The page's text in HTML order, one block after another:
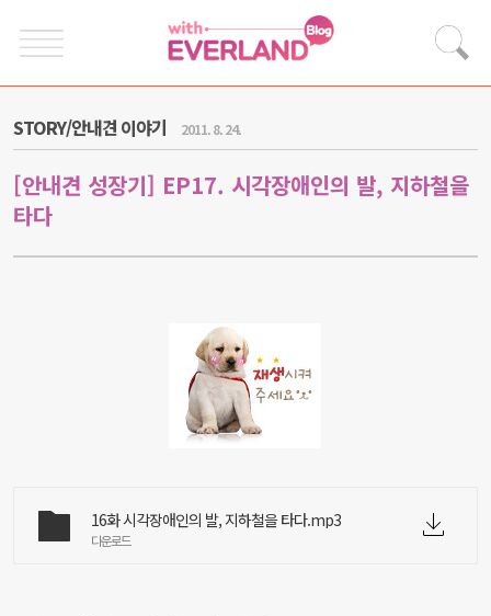
STORY/안내견 이야기 2011. 8. 24.
[안내견 성장기] EP17. 시각장애인의 발, 지하철을
타다
16화 시각장애인의 발, 지하철을 타다.mp3
다운로드